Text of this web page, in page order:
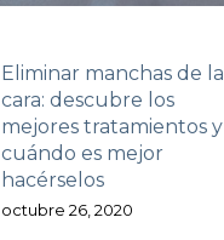
Eliminar manchas de la
cara: descubre los
mejores tratamientos y
cuándo es mejor
hacérselos
octubre 26, 2020